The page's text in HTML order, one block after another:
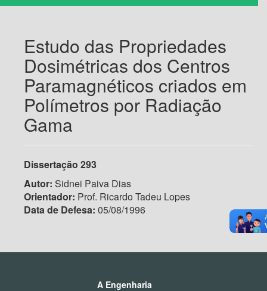
Estudo das Propriedades
Dosimétricas dos Centros
Paramagnéticos criados em
Polímetros por Radiação
Gama
Dissertação 293
Autor: Sidnei Paiva Dias
Orientador: Prof. Ricardo Tadeu Lopes
Data de Defesa: 05/08/1996
A Engenharia